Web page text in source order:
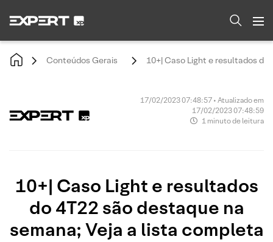
Conteúdos Gerais 10+| Caso Light e resultados
17/02/2023 07:48:57 • Atualizado em
17/02/2023 07:48:59
1 minuto de leitura
10+| Caso Light e resultados
do 4T22 são destaque na
semana; Veja a lista completa